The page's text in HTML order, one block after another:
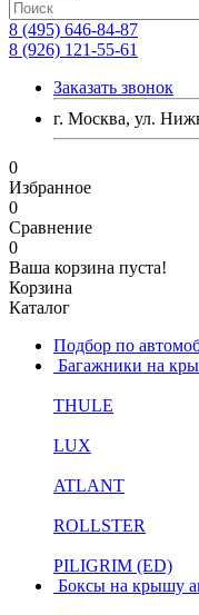
8 (495) 646-84-87
8 (926) 121-55-61
Заказать звонок
г. Москва, ул.
0
Избранное
0
Сравнение
0
Ваша корзина пуста!
Корзина
Каталог
Подбор по
Багажники на
THULE
LUX
ATLANT
ROLLSTER
PILIGRIM (ED)
Боксы на крышу